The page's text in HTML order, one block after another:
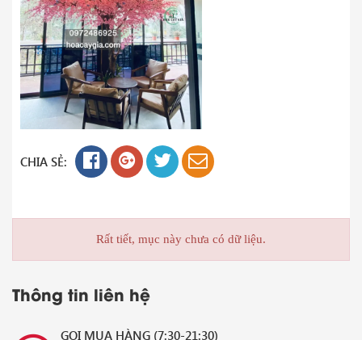
CHIA SẺ:
Rất tiết, mục này chưa có dữ liệu.
Thông tin liên hệ
GỌI MUA HÀNG (7:30-21:30)